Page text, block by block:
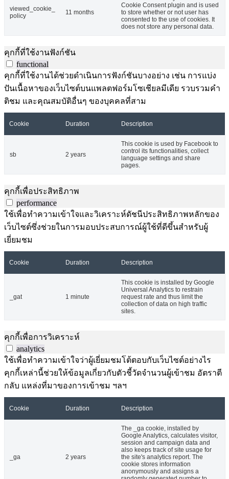
viewed_cookie_
policy
11 months
Cookie Consent plugin and is used
to store whether or not user has
consented to the use of cookies. It
does not store any personal data.
คุกกี้ที่ใช้งานฟังก์ชัน
functional
คุกกี้ที่ใช้งานได้ช่วยดำเนินการฟังก์ชันบางอย่าง เช่น การแบ่ง
ปันเนื้อหาของเว็บไซต์บนแพลตฟอร์มโซเชียลมีเดีย รวบรวมคำ
ติชม และคุณสมบัติอื่นๆ ของบุคคลที่สาม
Cookie Duration Description
sb 2 years
This cookie is used by Facebook to
control its functionalities, collect
language settings and share
pages.
คุกกี้เพื่อประสิทธิภาพ
performance
ใช้เพื่อทำความเข้าใจและวิเคราะห์ดัชนีประสิทธิภาพหลักของ
เว็บไซต์ซึ่งช่วยในการมอบประสบการณ์ผู้ใช้ที่ดีขึ้นสำหรับผู้
เยี่ยมชม
Cookie Duration Description
_gat 1 minute
This cookie is installed by Google
Universal Analytics to restrain
request rate and thus limit the
collection of data on high traffic
sites.
คุกกี้เพื่อการวิเคราะห์
analytics
ใช้เพื่อทำความเข้าใจว่าผู้เยี่ยมชมโต้ตอบกับเว็บไซต์อย่างไร
คุกกี้เหล่านี้ช่วยให้ข้อมูลเกี่ยวกับตัวชี้วัดจำนวนผู้เข้าชม อัตราตี
กลับ แหล่งที่มาของการเข้าชม ฯลฯ
Cookie Duration Description
_ga 2 years
The _ga cookie, installed by
Google Analytics, calculates visitor,
session and campaign data and
also keeps track of site usage for
the site's analytics report. The
cookie stores information
anonymously and assigns a